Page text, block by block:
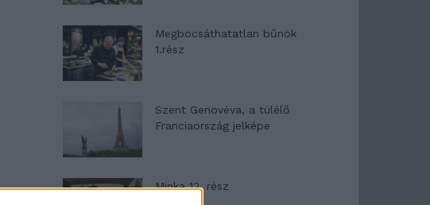
Megbocsáthatatlan bűnök
1.rész
Szent Genovéva, a túlélő
Franciaország jelképe
Minka 12. rész